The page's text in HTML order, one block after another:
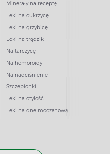
Minerały na receptę
Leki na cukrzycę
Leki na grzybicę
Leki na trądzik
Na tarczycę
Na hemoroidy
Na nadciśnienie
Szczepionki
Leki na otyłość
Leki na dnę moczanową